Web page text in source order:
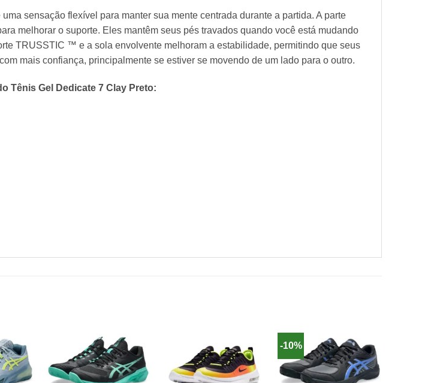
sensação flexível para manter sua mente centrada durante a partida. A parte
melhorar o suporte. Eles mantêm seus pés travados quando você está mudando
TRUSSTIC ™ e a sola envolvente melhoram a estabilidade, permitindo que seus
mais confiança, principalmente se estiver se movendo de um lado para o outro.
Tênis Gel Dedicate 7 Clay Preto:
-10%